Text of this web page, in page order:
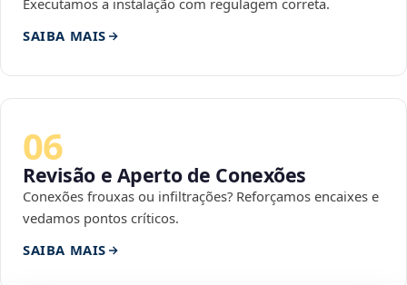
Executamos a instalação com regulagem correta.
SAIBA MAIS
06
Revisão e Aperto de Conexões
Conexões frouxas ou infiltrações? Reforçamos encaixes e
vedamos pontos críticos.
SAIBA MAIS